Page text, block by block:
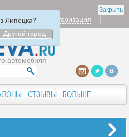
Закрыть
Липецка?
Другой город
Авторизация
автомобиля
ОТЗЫВЫ БОЛЬШЕ